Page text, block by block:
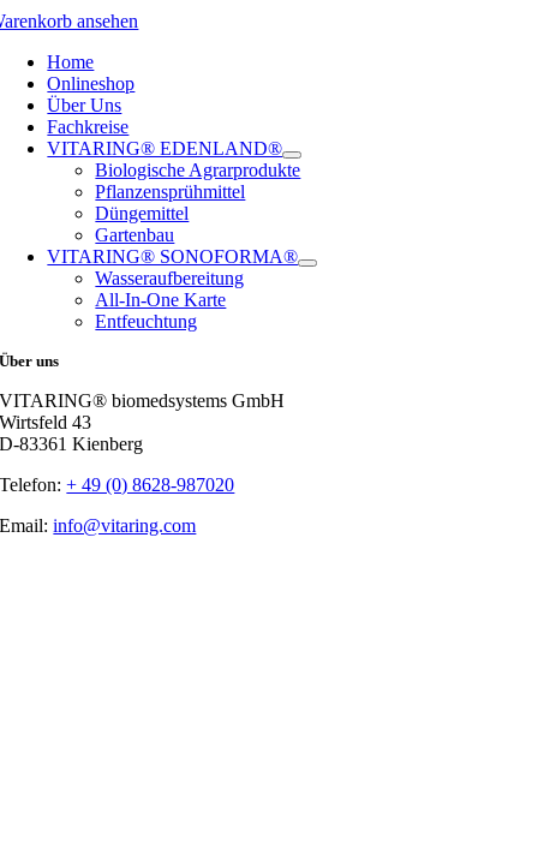
ansehen
Home
Onlineshop
Über Uns
Fachkreise
VITARING® EDENLAND®
Biologische Agrarprodukte
Pflanzensprühmittel
Düngemittel
Gartenbau
VITARING® SONOFORMA®
Wasseraufbereitung
All-In-One Karte
Entfeuchtung
Über uns
VITARING® biomedsystems GmbH
Wirtsfeld 43
D-83361 Kienberg
Telefon:+ 49 (0) 8628-987020
Email:info@vitaring.com